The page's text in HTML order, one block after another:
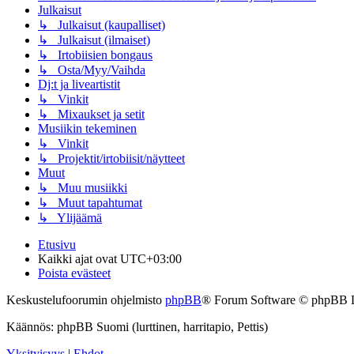
Julkaisut
↳ Julkaisut (kaupalliset)
↳ Julkaisut (ilmaiset)
↳ Irtobiisien bongaus
↳ Osta/Myy/Vaihda
Dj:t ja liveartistit
↳ Vinkit
↳ Mixaukset ja setit
Musiikin tekeminen
↳ Vinkit
↳ Projektit/irtobiisit/näytteet
Muut
↳ Muu musiikki
↳ Muut tapahtumat
↳ Ylijäämä
Etusivu
Kaikki ajat ovat UTC+03:00
Poista evästeet
Keskustelufoorumin ohjelmisto phpBB® Forum Software © phpBB
Käännös: phpBB Suomi (lurttinen, harritapio, Pettis)